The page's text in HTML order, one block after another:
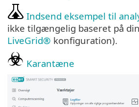
Indsend eksempel til
ikke tilgængelig baseret på din
LiveGrid® konfiguration).
Karantæne